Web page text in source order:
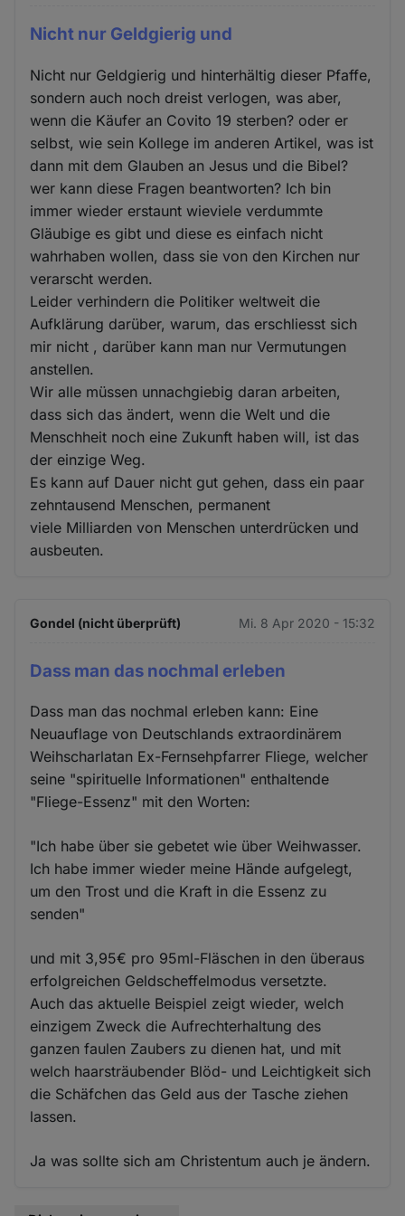
Nicht nur Geldgierig und
Nicht nur Geldgierig und hinterhältig dieser Pfaffe,
sondern auch noch dreist verlogen, was aber,
wenn die Käufer an Covito 19 sterben? oder er
selbst, wie sein Kollege im anderen Artikel, was ist
dann mit dem Glauben an Jesus und die Bibel?
wer kann diese Fragen beantworten? Ich bin
immer wieder erstaunt wieviele verdummte
Gläubige es gibt und diese es einfach nicht
wahrhaben wollen, dass sie von den Kirchen nur
verarscht werden.
Leider verhindern die Politiker weltweit die
Aufklärung darüber, warum, das erschliesst sich
mir nicht , darüber kann man nur Vermutungen
anstellen.
Wir alle müssen unnachgiebig daran arbeiten,
dass sich das ändert, wenn die Welt und die
Menschheit noch eine Zukunft haben will, ist das
der einzige Weg.
Es kann auf Dauer nicht gut gehen, dass ein paar
zehntausend Menschen, permanent
viele Milliarden von Menschen unterdrücken und
ausbeuten.
Gondel (nicht überprüft) Mi. 8 Apr 2020 - 15:32
Dass man das nochmal erleben
Dass man das nochmal erleben kann: Eine
Neuauflage von Deutschlands extraordinärem
Weihscharlatan Ex-Fernsehpfarrer Fliege, welcher
seine "spirituelle Informationen" enthaltende
"Fliege-Essenz" mit den Worten:
"Ich habe über sie gebetet wie über Weihwasser.
Ich habe immer wieder meine Hände aufgelegt,
um den Trost und die Kraft in die Essenz zu
senden"
und mit 3,95€ pro 95ml-Fläschen in den überaus
erfolgreichen Geldscheffelmodus versetzte.
Auch das aktuelle Beispiel zeigt wieder, welch
einzigem Zweck die Aufrechterhaltung des
ganzen faulen Zaubers zu dienen hat, und mit
welch haarsträubender Blöd- und Leichtigkeit sich
die Schäfchen das Geld aus der Tasche ziehen
lassen.
Ja was sollte sich am Christentum auch je ändern.